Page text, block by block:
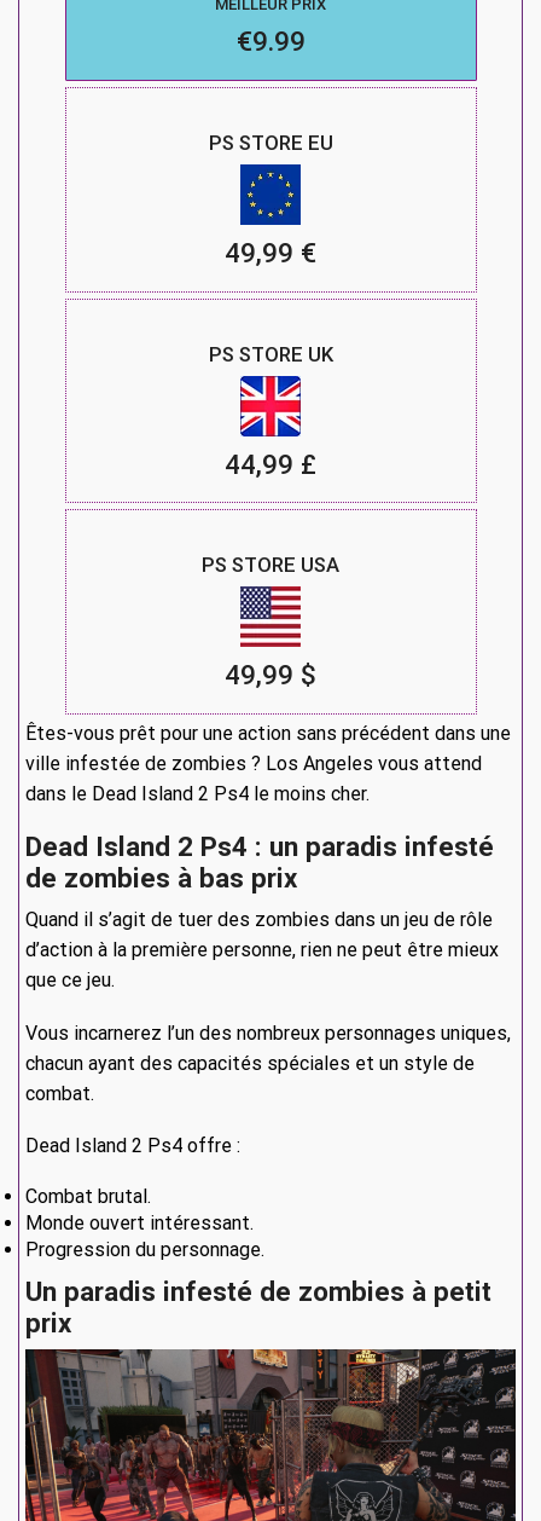
MEILLEUR PRIX
€9.99
PS STORE EU
49,99 €
PS STORE UK
44,99 £
PS STORE USA
49,99 $
Êtes-vous prêt pour une action sans précédent dans une
ville infestée de zombies ? Los Angeles vous attend
dans le Dead Island 2 Ps4 le moins cher.
Dead Island 2 Ps4 : un paradis infesté
de zombies à bas prix
Quand il s’agit de tuer des zombies dans un jeu de rôle
d’action à la première personne, rien ne peut être mieux
que ce jeu.
Vous incarnerez l’un des nombreux personnages uniques,
chacun ayant des capacités spéciales et un style de
combat.
Dead Island 2 Ps4 offre :
Combat brutal.
Monde ouvert intéressant.
Progression du personnage.
Un paradis infesté de zombies à petit
prix